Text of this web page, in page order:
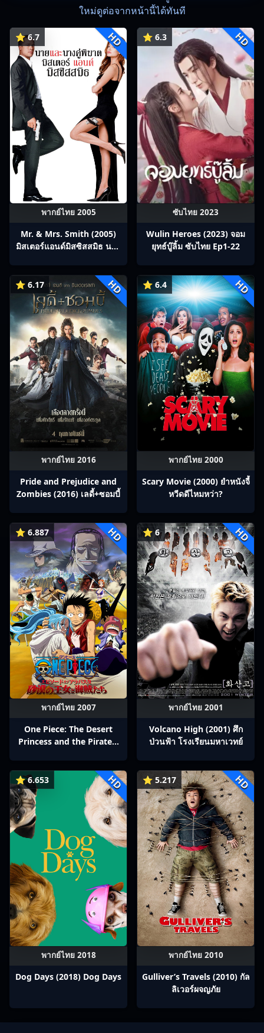
ใหม่ดูต่อจากหน้านี้ได้ทันที
⭐ 6.7 HD
พากย์ไทย 2005
Mr. & Mrs. Smith (2005)
มิสเตอร์แอนด์มิสซิสสมิธ นาย
⭐ 6.3 HD
ซับไทย 2023
Wulin Heroes (2023) จอม
ยุทธ์บู๊ลิ้ม ซับไทย Ep1-22
⭐ 6.17 HD
พากย์ไทย 2016
Pride and Prejudice and
Zombies (2016) เลดี้+ซอมบี้
⭐ 6.4 HD
พากย์ไทย 2000
Scary Movie (2000) ยำหนังจี้​
หวีดดีไหมหว่า?
⭐ 6.887 HD
พากย์ไทย 2007
One Piece: The Desert
Princess and the Pirates:
เจ้าหญิงแห่งทะเลทรายและ
โจรสลัด
⭐ 6 HD
พากย์ไทย 2001
Volcano High (2001) ศึก
ป่วนฟ้า โรงเรียนมหาเวทย์
⭐ 6.653 HD
พากย์ไทย 2018
Dog Days (2018) Dog Days
⭐ 5.217 HD
พากย์ไทย 2010
Gulliver’s Travels (2010) กัล
ลิเวอร์ผจญภัย